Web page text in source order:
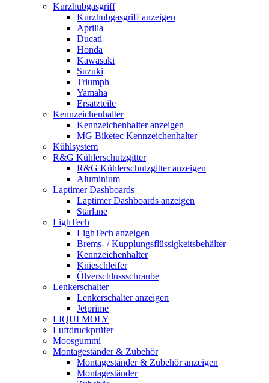
Kurzhubgasgriff
Kurzhubgasgriff anzeigen
Aprilia
Ducati
Honda
Kawasaki
Suzuki
Triumph
Yamaha
Ersatzteile
Kennzeichenhalter
Kennzeichenhalter anzeigen
MG Biketec Kennzeichenhalter
Kühlsystem
R&G Kühlerschutzgitter
R&G Kühlerschutzgitter anzeigen
Aluminium
Laptimer Dashboards
Laptimer Dashboards anzeigen
Starlane
LighTech
LighTech anzeigen
Brems- / Kupplungsflüssigkeitsbehälter
Kennzeichenhalter
Knieschleifer
Ölverschlussschraube
Lenkerschalter
Lenkerschalter anzeigen
Jetprime
LIQUI MOLY
Luftdruckprüfer
Moosgummi
Montageständer & Zubehör
Montageständer & Zubehör anzeigen
Montageständer